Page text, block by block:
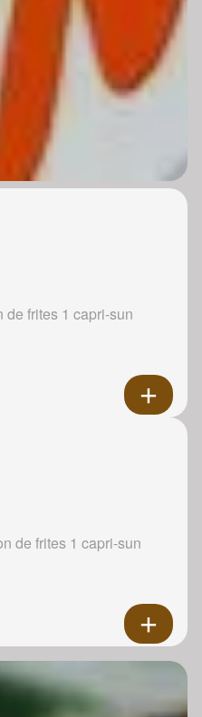
de frites 1 capri-sun
de frites 1 capri-sun